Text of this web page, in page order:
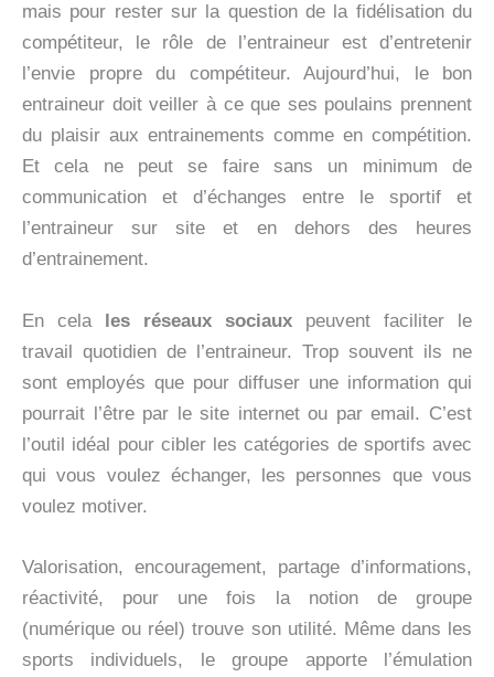
mais pour rester sur la question de la fidélisation du
compétiteur, le rôle de l’entraineur est d’entretenir
l’envie propre du compétiteur. Aujourd’hui, le bon
entraineur doit veiller à ce que ses poulains prennent
du plaisir aux entrainements comme en compétition.
Et cela ne peut se faire sans un minimum de
communication et d’échanges entre le sportif et
l’entraineur sur site et en dehors des heures
d’entrainement.
En cela les réseaux sociaux peuvent faciliter le
travail quotidien de l’entraineur. Trop souvent ils ne
sont employés que pour diffuser une information qui
pourrait l’être par le site internet ou par email. C’est
l’outil idéal pour cibler les catégories de sportifs avec
qui vous voulez échanger, les personnes que vous
voulez motiver.
Valorisation, encouragement, partage d’informations,
réactivité, pour une fois la notion de groupe
(numérique ou réel) trouve son utilité. Même dans les
sports individuels, le groupe apporte l’émulation